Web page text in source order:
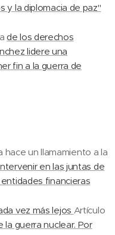
y la diplomacia de paz"
de los derechos
lidere una
fin a la guerra de
hace un llamamiento a la
en las juntas de
financieras
vez más lejos Artículo
la guerra nuclear. Por